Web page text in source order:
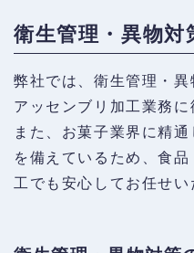
衛生管理・異物
弊社では、衛生管理・
アッセンブリ加工業務に
また、お菓子業界に精
を備えているため、食
工でも安心してお任せい